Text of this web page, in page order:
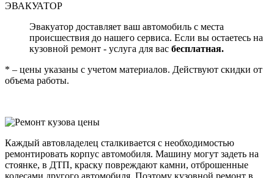
ЭВАКУАТОР
Эвакуатор доставляет ваш автомобиль с места
происшествия до нашего сервиса. Если вы остаетесь на
кузовной ремонт - услуга для вас бесплатная.
* – цены указаны с учетом материалов. Действуют скидки от
объема работы.
Каждый автовладелец сталкивается с необходимостью
ремонтировать корпус автомобиля. Машину могут задеть на
стоянке, в ДТП, краску повреждают камни, отброшенные